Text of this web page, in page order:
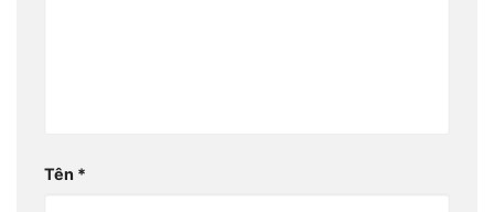
Tên *